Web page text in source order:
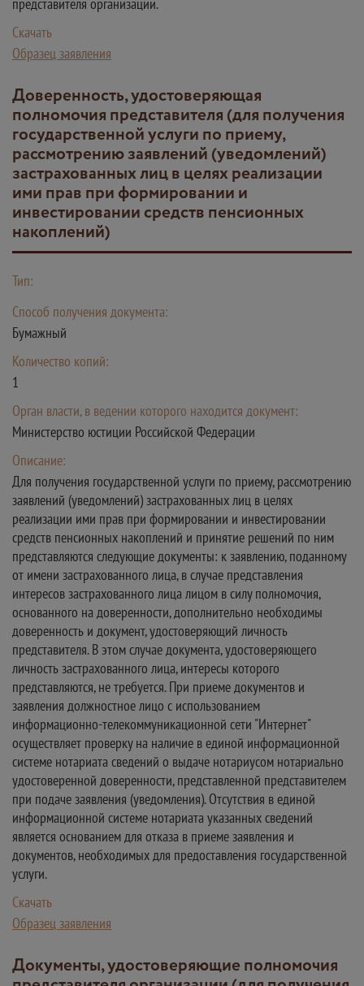
Скачать
Образец заявления
Доверенность, удостоверяющая
полномочия представителя (для получения
государственной услуги по приему,
рассмотрению заявлений (уведомлений)
застрахованных лиц в целях реализации
ими прав при формировании и
инвестировании средств пенсионных
накоплений)
Тип:
Способ получения документа:
Бумажный
Количество копий:
1
Орган власти, в ведении которого находится документ:
Министерство юстиции Российской Федерации
Описание:
Для получения государственной услуги по приему, рассмотрению
заявлений (уведомлений) застрахованных лиц в целях
реализации ими прав при формировании и инвестировании
средств пенсионных накоплений и принятие решений по ним
представляются следующие документы: к заявлению, поданному
от имени застрахованного лица, в случае представления
интересов застрахованного лица лицом в силу полномочия,
основанного на доверенности, дополнительно необходимы
доверенность и документ, удостоверяющий личность
представителя. В этом случае документа, удостоверяющего
личность застрахованного лица, интересы которого
представляются, не требуется. При приеме документов и
заявления должностное лицо с использованием
информационно-телекоммуникационной сети "Интернет"
осуществляет проверку на наличие в единой информационной
системе нотариата сведений о выдаче нотариусом нотариально
удостоверенной доверенности, представленной представителем
при подаче заявления (уведомления). Отсутствия в единой
информационной системе нотариата указанных сведений
является основанием для отказа в приеме заявления и
документов, необходимых для предоставления государственной
услуги.
Скачать
Образец заявления
Документы, удостоверяющие полномочия